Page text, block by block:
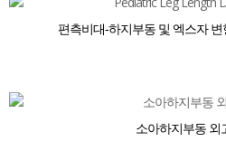
편측비대-하지부동 및 엑스자
소아하지부동 외